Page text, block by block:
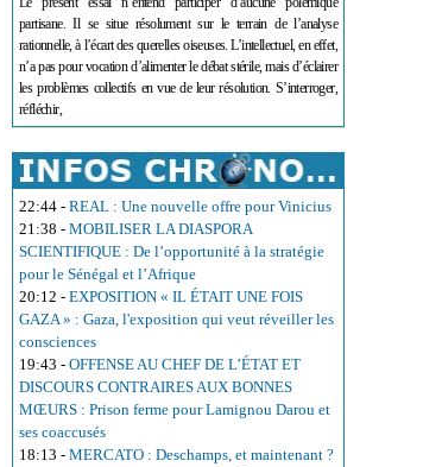
partisane. Il se situe résolument sur le terrain de l’analyse
rationnelle, à l’écart des querelles oiseuses. L’intellectuel, en effet,
n’a pas pour vocation d’alimenter le débat stérile, mais d’éclairer
les problèmes collectifs en vue de leur résolution. S’interroger,
réfléchir,
22:44 - REAL : Une nouvelle offre pour Vinicius
21:38 - MOBILISER LA DIASPORA
SCIENTIFIQUE : De l’opportunité à la stratégie
pour le Sénégal et l’Afrique
20:12 - EXPOSITION « IL ÉTAIT UNE FOIS
GAZA » : Gaza, l'exposition qui veut réveiller les
consciences
19:43 - OFFENSE AU CHEF DE L’ÉTAT ET
DISCOURS CONTRAIRES AUX BONNES
MŒURS : Prison ferme pour Lamignou Darou et
ses coaccusés
18:13 - MERCATO : Deschamps, et maintenant ?